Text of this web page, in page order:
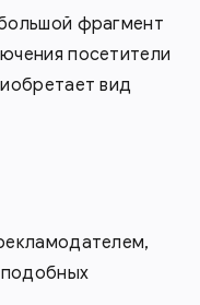
фрагмент
посетители
вид